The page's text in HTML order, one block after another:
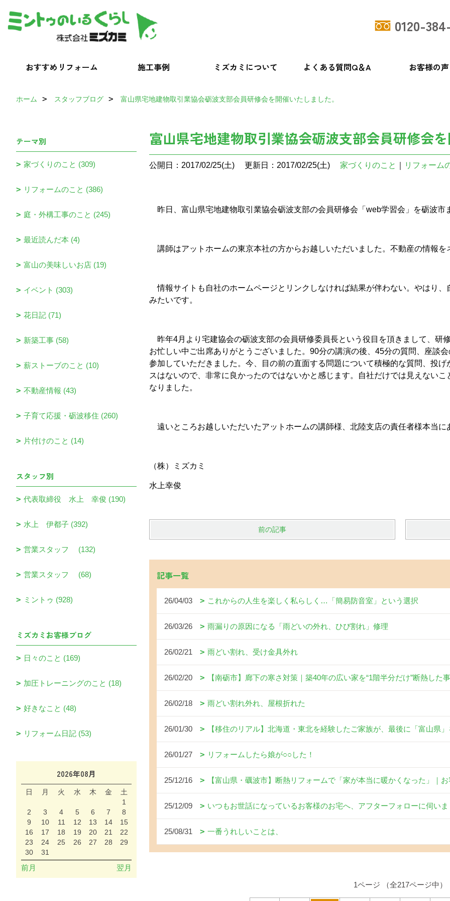
0120-
おすすめリフォーム 施工事例 ミズカミについて よくある質問Q＆A お客様の声
ホーム スタッフブログ 富山県宅地建物取引業協会砺波支部会員研修会を開催いたしました。
富山県宅地建物取引業協会砺波支部会員研修会
公開日：2017/02/25(土) 更新日：2017/02/25(土) 家づくりのこと リフォーム
昨日、富山県宅地建物取引業協会砺波支部の会員研修会「web学習会」を砺波市
講師はアットホームの東京本社の方からお越しいただいました。不動産の情報
情報サイトも自社のホームページとリンクしなければ結果が伴わない。やはり
みたいです。
昨年4月より宅建協会の砺波支部の会員研修委員長という役目を頂きまして、研
お忙しい中ご出席ありがとうございました。90分の講演の後、45分の質問、座談
参加していただきました。今、目の前の直面する問題について積極的な質問、投
スはないので、非常に良かったのではないかと感じます。自社だけでは見えない
なりました。
遠いところお越しいただいたアットホームの講師様、北陸支店の責任者様本当に
（株）ミズカミ
水上幸俊
前の記事
記事一覧
26/04/03 これからの人生を楽しく私らしく…「簡易防音室」という選択
26/03/26 雨漏りの原因になる「雨どいの外れ、ひび割れ」修理
26/02/21 雨どい割れ、受け金具外れ
26/02/20 【南砺市】廊下の寒さ対策｜築40年の広い家を“1階半分だけ”断熱した
26/02/18 雨どい割れ外れ、屋根折れた
26/01/30 【移住のリアル】北海道・東北を経験したご家族が、最後に「富山県
26/01/27 リフォームしたら娘が○○した！
25/12/16 【富山県・礪波市】断熱リフォームで「家が本当に暖かくなった」｜
25/12/09 いつもお世話になっているお客様のお宅へ、アフターフォローに伺い
25/08/31 一番うれしいことは、
1ページ （全217ページ中）
テーマ別
家づくりのこと (309)
リフォームのこと (386)
庭・外構工事のこと (245)
最近読んだ本 (4)
富山の美味しいお店 (19)
イベント (303)
花日記 (71)
新築工事 (58)
薪ストーブのこと (10)
不動産情報 (43)
子育て応援・砺波移住 (260)
片付けのこと (14)
スタッフ別
代表取締役 水上 幸俊 (190)
水上 伊都子 (392)
営業スタッフ (132)
営業スタッフ (68)
ミントゥ (928)
ミズカミお客様ブログ
日々のこと (169)
加圧トレーニングのこと (18)
好きなこと (48)
リフォーム日記 (53)
2026年08月
日 月 火 水 木 金
土
1
2
3 4 5 6 7
8
9
10 11 12 13 14
15
16
17 18 19 20 21
22
23
24 25 26 27 28
29
30
31
前月 翌月